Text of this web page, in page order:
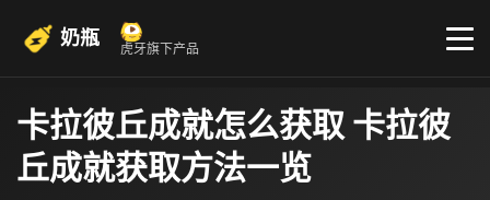
奶瓶 虎牙旗下产品
卡拉彼丘成就怎么获取 卡拉彼
丘成就获取方法一览